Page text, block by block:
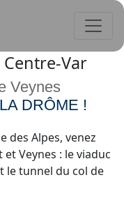
Var
Veynes
DRÔME !
Alpes, venez
Veynes : le viaduc
le tunnel du col de